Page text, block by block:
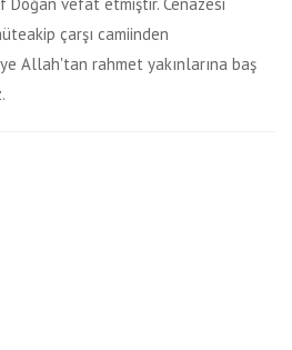
çarşı camiinden
Allah'tan rahmet yakınlarına baş